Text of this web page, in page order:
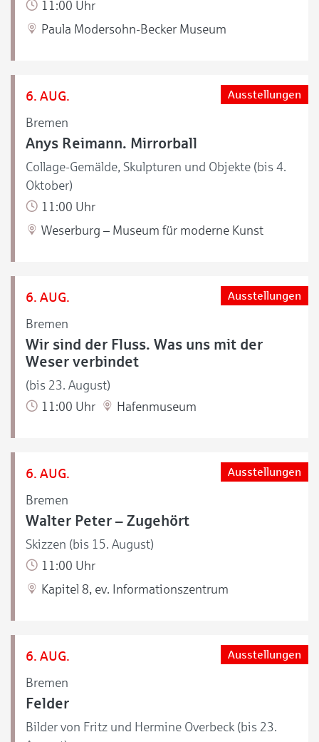
11:00 Uhr
Paula Modersohn-Becker Museum
6. AUG.
Bremen
Ausstellungen
Anys Reimann. Mirrorball
Collage-Gemälde, Skulpturen und Objekte (bis 4.
Oktober)
11:00 Uhr
Weserburg – Museum für moderne Kunst
6. AUG.
Bremen
Ausstellungen
Wir sind der Fluss. Was uns mit der
Weser verbindet
(bis 23. August)
11:00 Uhr
Hafenmuseum
6. AUG.
Bremen
Ausstellungen
Walter Peter – Zugehört
Skizzen (bis 15. August)
11:00 Uhr
Kapitel 8, ev. Informationszentrum
6. AUG.
Bremen
Ausstellungen
Felder
Bilder von Fritz und Hermine Overbeck (bis 23.